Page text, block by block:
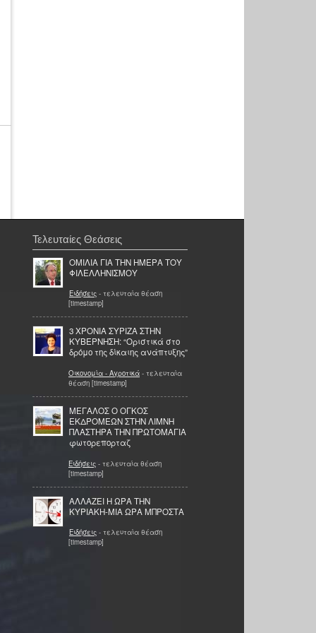
Τελευταίες Θεάσεις
ΟΜΙΛΙΑ ΓΙΑ ΤΗΝ ΗΜΕΡΑ ΤΟΥ
ΦΙΛΕΛΛΗΝΙΣΜΟΥ
Ειδήσεις - τελευταία θέαση
[timestamp]
3 ΧΡΟΝΙΑ ΣΥΡΙΖΑ ΣΤΗΝ
ΚΥΒΕΡΝΗΣΗ: “Οριστικά στο
δρόμο της δίκαιης ανάπτυξης”
Οικονομία - Αγροτικά - τελευταία
θέαση [timestamp]
ΜΕΓΑΛΟΣ Ο ΟΓΚΟΣ
ΕΚΔΡΟΜΕΩΝ ΣΤΗΝ ΛΙΜΝΗ
ΠΛΑΣΤΗΡΑ ΤΗΝ ΠΡΩΤΟΜΑΓΙΑ
φωτορεπορταζ
Ειδήσεις - τελευταία θέαση
[timestamp]
ΑΛΛΑΖΕΙ Η ΩΡΑ ΤΗΝ
ΚΥΡΙΑΚΗ-ΜΙΑ ΩΡΑ ΜΠΡΟΣΤΑ
Ειδήσεις - τελευταία θέαση
[timestamp]